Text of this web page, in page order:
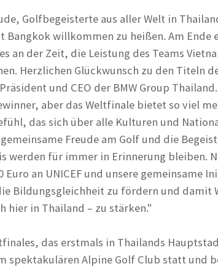
Golfbegeisterte aus aller Welt in
Bangkok willkommen zu heißen. Am Ende
an der Zeit, die Leistung des Teams
Herzlichen Glückwunsch zu den Titeln
und CEO der BMW Group Thailand.
aber das Weltfinale bietet so viel
das sich über alle Kulturen und
Freude am Golf und die
werden für immer in Erinnerung bleiben.
Euro an UNICEF und unsere gemeinsame
Bildungsgleichheit zu fördern und damit
hier in Thailand – zu stärken."
das erstmals in Thailands
spektakulären Alpine Golf Club statt und